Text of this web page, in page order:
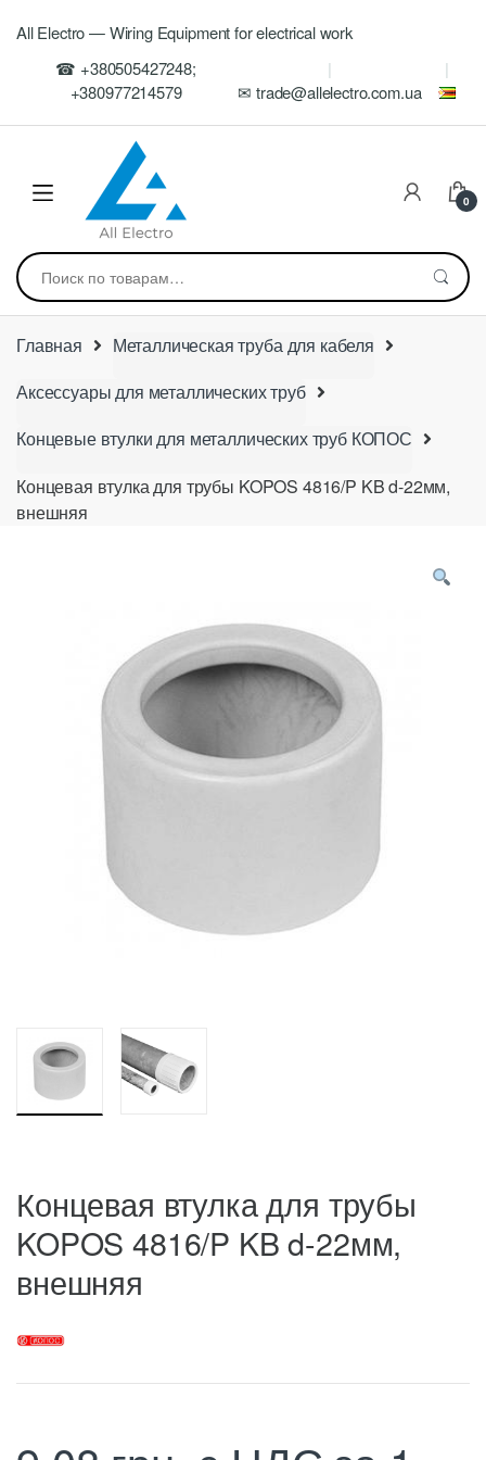
navigation
All Electro — Wiring Equipment for electrical work
☎ +380505427248;
+380977214579
✉ trade@allelectro.com.ua
0
Искать:
Главная
Металлическая труба для кабеля
Аксессуары для металлических труб
Концевые втулки для металлических труб КОПОС
Концевая втулка для трубы KOPOS 4816/P KB d-22мм,
внешняя
Концевая втулка для трубы
KOPOS 4816/P KB d-22мм,
внешняя